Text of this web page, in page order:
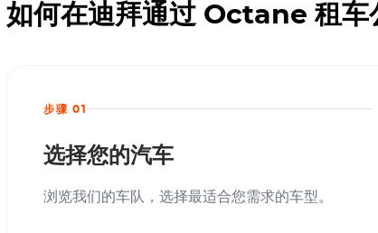
如何在迪拜通过 Octane 租
步骤 01
选择您的汽车
浏览我们的车队，选择最适合您需求的车型。